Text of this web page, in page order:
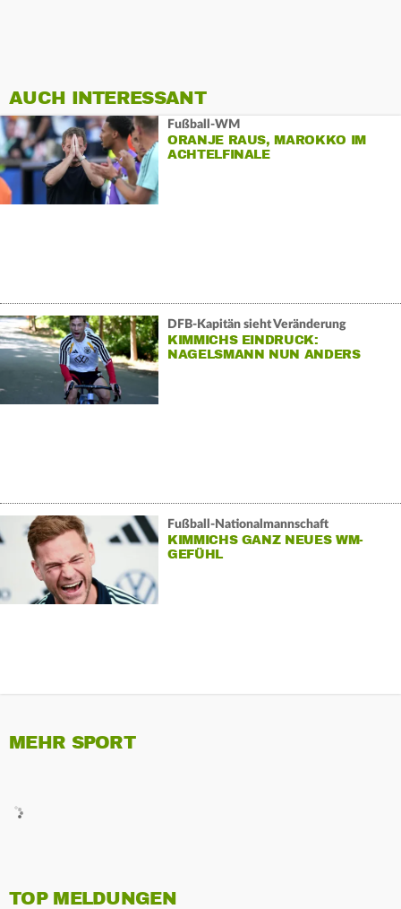
AUCH INTERESSANT
Fußball-WM
ORANJE RAUS, MAROKKO IM
ACHTELFINALE
DFB-Kapitän sieht Veränderung
KIMMICHS EINDRUCK:
NAGELSMANN NUN ANDERS
Fußball-Nationalmannschaft
KIMMICHS GANZ NEUES WM-
GEFÜHL
MEHR SPORT
TOP MELDUNGEN